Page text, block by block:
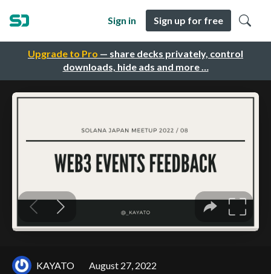
Upgrade to Pro — share decks privately, control
downloads, hide ads and more …
Sign in Sign up for free
KAYATO August 27, 2022